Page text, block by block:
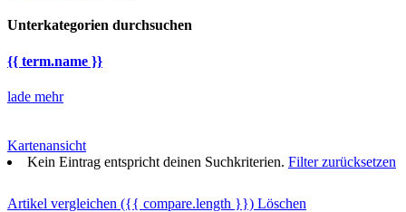
Unterkategorien durchsuchen
{{ term.name }}
lade mehr
Kartenansicht
Kein Eintrag entspricht deinen Suchkriterien. Filter zurücksetzen
Artikel vergleichen ({{ compare.length }}) Löschen